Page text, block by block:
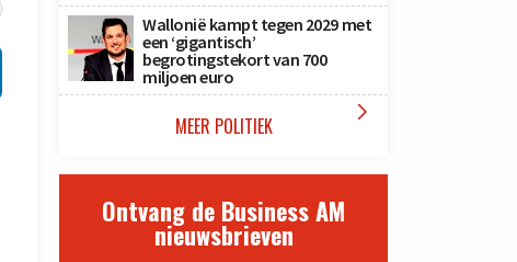
Wallonië kampt tegen 2029 met
een ‘gigantisch’
begrotingstekort van 700
miljoen euro
MEER POLITIEK 
Ontvang de Business AM
nieuwsbrieven